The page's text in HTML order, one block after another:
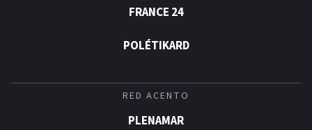
FRANCE 24
POLÉTIKARD
RED ACENTO
PLENAMAR